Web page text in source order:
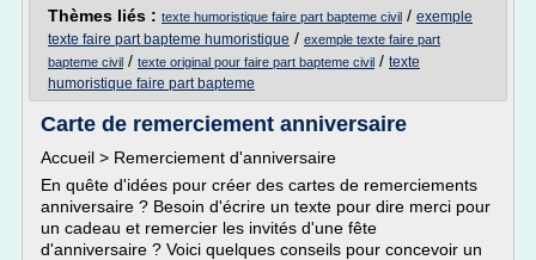
Thèmes liés : texte humoristique faire part bapteme civil / exemple
texte faire part bapteme humoristique / exemple texte faire part
bapteme civil / texte original pour faire part bapteme civil / texte
humoristique faire part bapteme
Carte de remerciement anniversaire
Accueil > Remerciement d'anniversaire
En quête d'idées pour créer des cartes de remerciements
anniversaire ? Besoin d'écrire un texte pour dire merci pour
un cadeau et remercier les invités d'une fête
d'anniversaire ? Voici quelques conseils pour concevoir un